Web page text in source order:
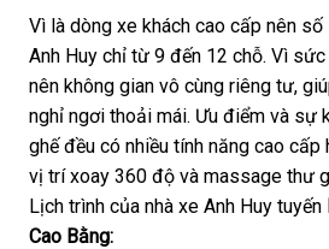
Vì là dòng xe khách cao cấp nên
Anh Huy chỉ từ 9 đến 12 chỗ. Vì
nên không gian vô cùng riêng tư,
nghỉ ngơi thoải mái. Ưu điểm và sự
ghế đều có nhiều tính năng cao cấp
vị trí xoay 360 độ và massage thư
Lịch trình của nhà xe Anh Huy tuyến
Cao Bằng: